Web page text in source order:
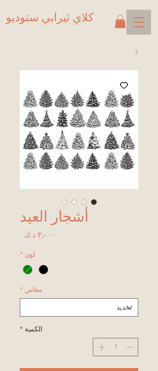
كلاي ثيرابي ستوديو
أشجار العيد
لون *
مقاس *
الكمية *